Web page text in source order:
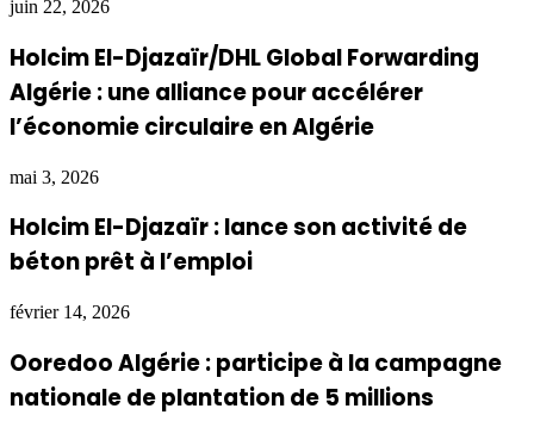
juin 22, 2026
Holcim El-Djazaïr/DHL Global Forwarding
Algérie : une alliance pour accélérer
l’économie circulaire en Algérie
mai 3, 2026
Holcim El-Djazaïr : lance son activité de
béton prêt à l’emploi
février 14, 2026
Ooredoo Algérie : participe à la campagne
nationale de plantation de 5 millions